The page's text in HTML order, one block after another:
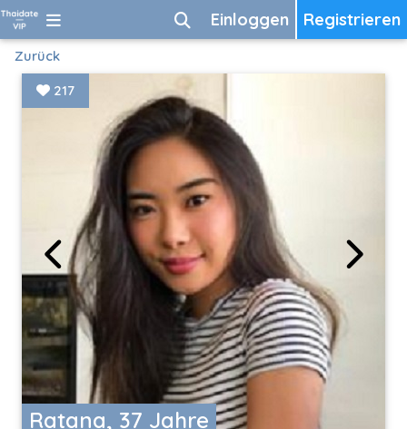
Registrieren
Einloggen
Zurück
Ratana, 37 Jahre
217